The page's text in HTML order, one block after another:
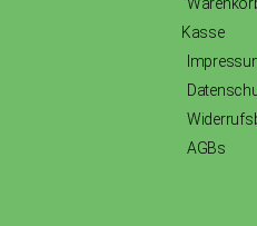
Kasse
AGBs